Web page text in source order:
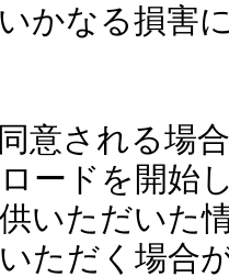
かなる損害
意される場
ードを開始
いただいた
ただく場合